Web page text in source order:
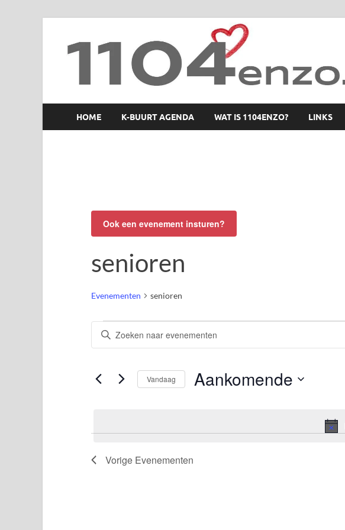
1104 en zo
HOME K-BUURT AGENDA WAT IS 1104ENZO? LINKS
Ook een evenement insturen?
senioren
Evenementen senioren
Evenementen
Zoeken
weergeven
navigatie
Vul
in.
Zoek
Vandaag Aankomende
Vorige Evenementen